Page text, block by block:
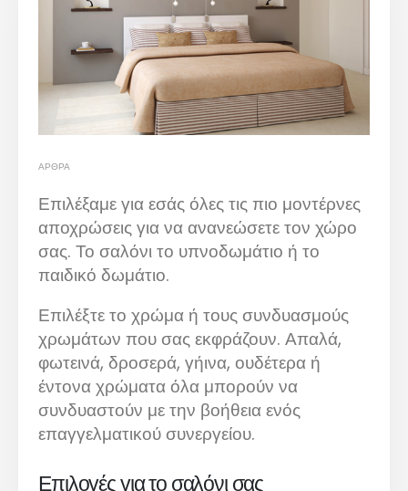
ΆΡΘΡΑ
Επιλέξαμε για εσάς όλες τις πιο μοντέρνες
αποχρώσεις για να ανανεώσετε τον χώρο
σας. Το σαλόνι το υπνοδωμάτιο ή το
παιδικό δωμάτιο.
Επιλέξτε το χρώμα ή τους συνδυασμούς
χρωμάτων που σας εκφράζουν. Απαλά,
φωτεινά, δροσερά, γήινα, ουδέτερα ή
έντονα χρώματα όλα μπορούν να
συνδυαστούν με την βοήθεια ενός
επαγγελματικού συνεργείου.
Επιλογές για το σαλόνι σας